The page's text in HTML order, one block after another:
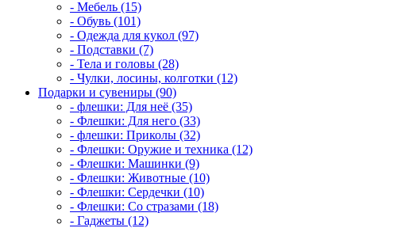
- Мебель (15)
- Обувь (101)
- Одежда для кукол (97)
- Подставки (7)
- Тела и головы (28)
- Чулки, лосины, колготки (12)
Подарки и сувениры (90)
- флешки: Для неё (35)
- Флешки: Для него (33)
- флешки: Приколы (32)
- Флешки: Оружие и техника (12)
- Флешки: Машинки (9)
- Флешки: Животные (10)
- Флешки: Сердечки (10)
- Флешки: Со стразами (18)
- Гаджеты (12)